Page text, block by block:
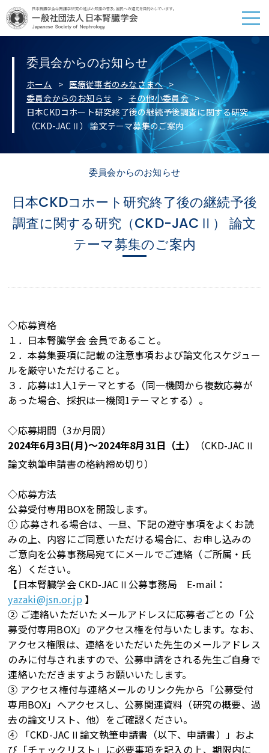
委員会からのお知らせ
ホーム
医療従事者のみなさまへ
委員会からのお知らせ
その他小委員会
日本CKDコホート研究終了後の継続予後調査に関する研究
（CKD-JACⅡ） 論文テーマ募集のご案内
委員会からのお知らせ
日本CKDコホート研究終了後の継続予後
調査に関する研究（CKD-JACⅡ） 論文
テーマ募集のご案内
◇応募資格
１．日本腎臓学会 会員であること。
２．本募集要項に記載の注意事項および論文化スケジュー
ルを厳守いただけること。
３．応募は1人1テーマとする（同一機関から複数応募が
あった場合、採択は一機関1テーマとする）。
◇応募期間（3か月間）
2024年6月3日(月)～2024年8月31日（土）
（CKD-JACⅡ
論文執筆申請書の格納締め切り）
◇応募方法
公募受付専用BOXを開設します。
① 応募される場合は、一旦、下記の遵守事項をよくお読
みの上、内容にご同意いただける場合に、お申し込みの
ご意向を公募事務局宛てにメールでご連絡（ご所属・氏
名）ください。
【日本腎臓学会 CKD-JACⅡ公募事務局 E-mail：
yazaki@jsn.or.jp】
② ご連絡いただいたメールアドレスに応募者ごとの「公
募受付専用BOX」のアクセス権を付与いたします。なお、
アクセス権限は、連絡をいただいた先生のメールアドレス
のみに付与されますので、公募申請をされる先生ご自身で
連絡いただきますようお願いいたします。
③ アクセス権付与連絡メールのリンク先から「公募受付
専用BOX」へアクセスし、公募関連資料（研究の概要、過
去の論文リスト、他）をご確認ください。
④ 「CKD-JACⅡ論文執筆申請書（以下、申請書）」およ
び「チェックリスト」に必要事項を記入の上、期限内に